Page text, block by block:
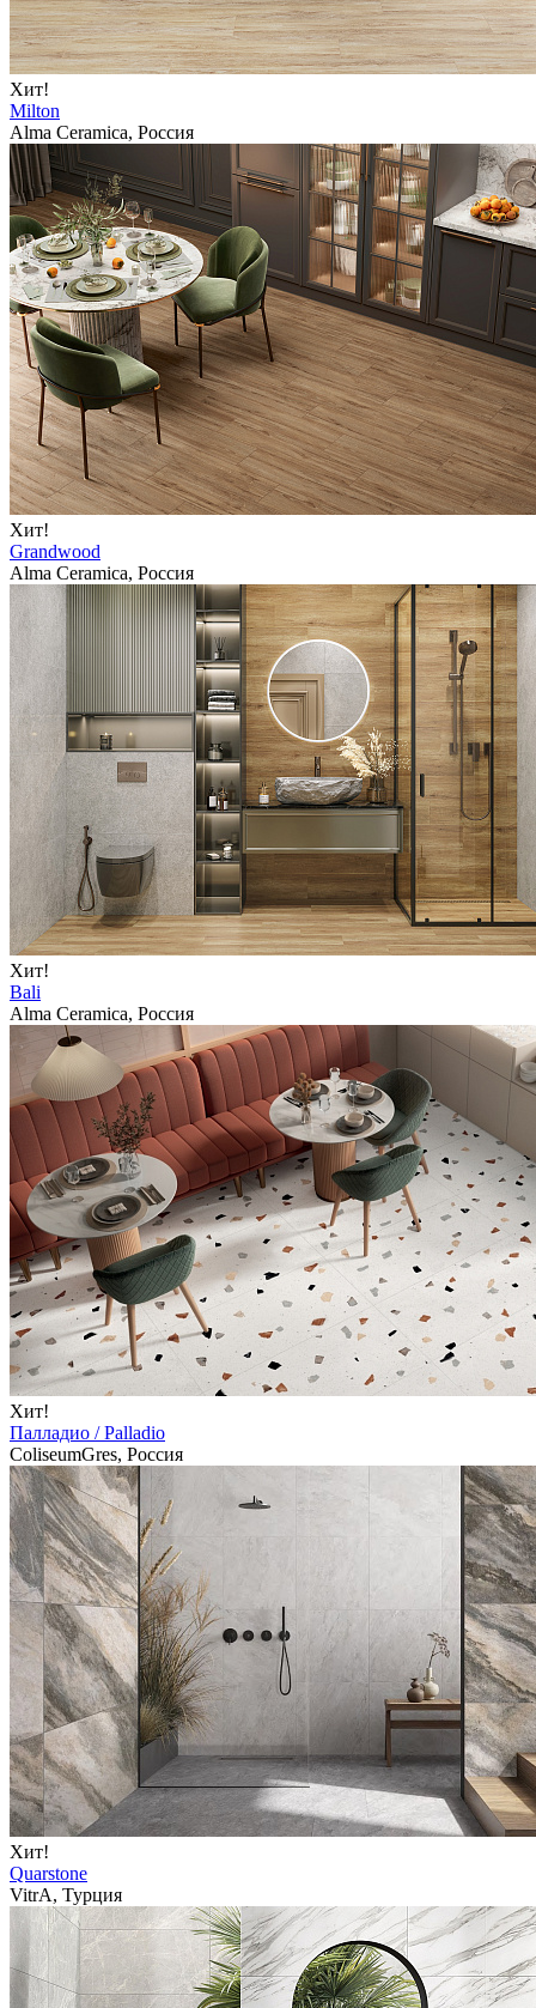
Хит!
Milton
Alma Ceramica, Россия
Хит!
Grandwood
Alma Ceramica, Россия
Хит!
Bali
Alma Ceramica, Россия
Хит!
Палладио / Palladio
ColiseumGres, Россия
Хит!
Quarstone
VitrA, Турция